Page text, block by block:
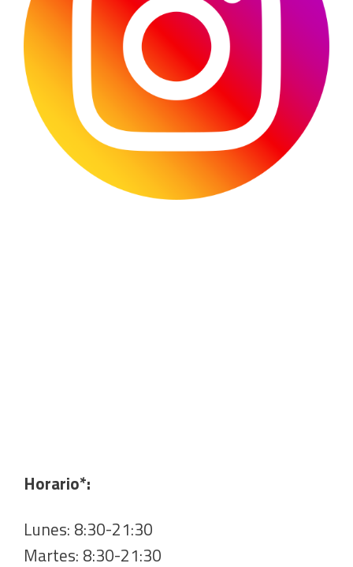
Horario*:
Lunes: 8:30-21:30
Martes: 8:30-21:30